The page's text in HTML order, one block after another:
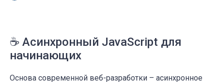
☕ Асинхронный JavaScript для
начинающих
Основа современной веб-разработки – асинхронное